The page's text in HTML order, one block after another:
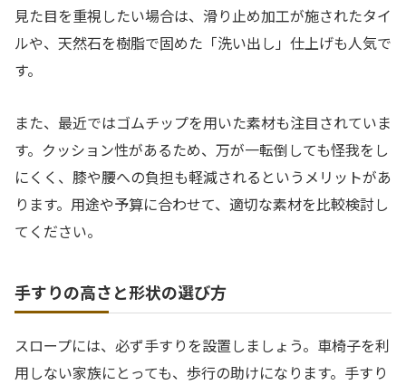
見た目を重視したい場合は、滑り止め加工が施されたタイ
ルや、天然石を樹脂で固めた「洗い出し」仕上げも人気で
す。
また、最近ではゴムチップを用いた素材も注目されていま
す。クッション性があるため、万が一転倒しても怪我をし
にくく、膝や腰への負担も軽減されるというメリットがあ
ります。用途や予算に合わせて、適切な素材を比較検討し
てください。
手すりの高さと形状の選び方
スロープには、必ず手すりを設置しましょう。車椅子を利
用しない家族にとっても、歩行の助けになります。手すり